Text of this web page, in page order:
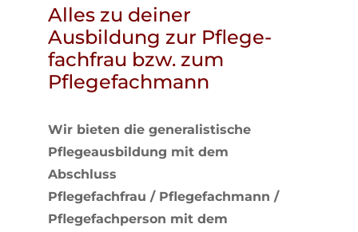
Alles zu deiner
Ausbildung zur Pflege­
fachfrau bzw. zum
Pflege­fachmann
Wir bieten die generalistische
Pflegeausbildung mit dem
Abschluss
Pflegefachfrau / Pflegefachmann /
Pflegefachperson mit dem